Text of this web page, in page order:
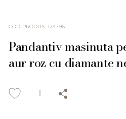
COD PRODUS: 124796
Pandantiv masinuta
aur roz cu diamante